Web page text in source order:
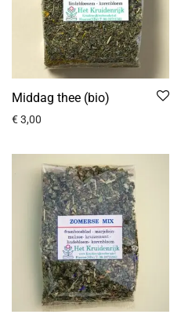
Middag thee (bio)
€3,00